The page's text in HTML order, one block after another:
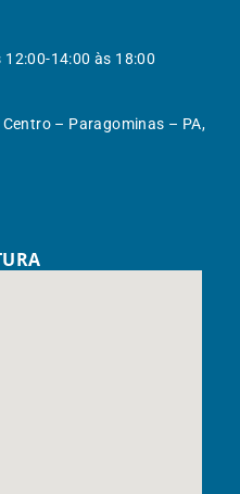
12:00-14:00 às 18:00
– Paragominas – PA,